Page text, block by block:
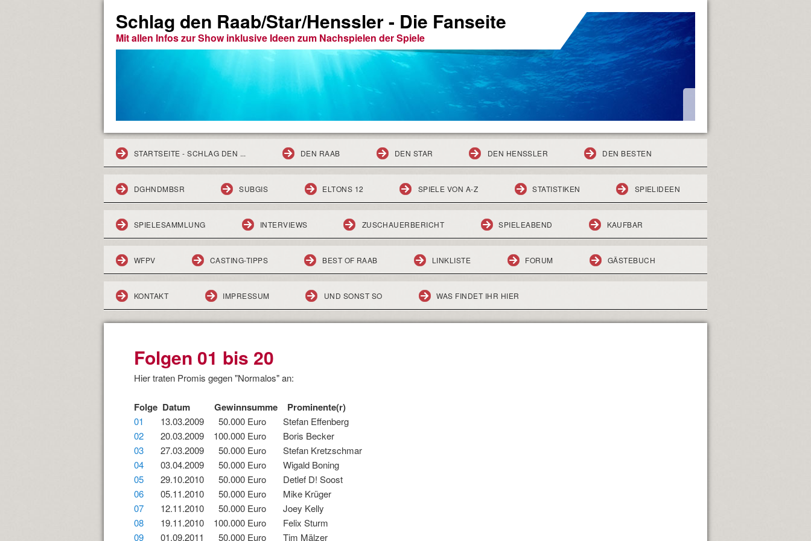
Schlag den Raab/Star/Henssler - Die Fanseite
Mit allen Infos zur Show inklusive Ideen zum Nachspielen der Spiele
STARTSEITE - SCHLAG DEN ... DEN RAAB DEN STAR DEN HENSSLER DEN BESTEN
DGHNDMBSR SUBGIS ELTONS 12 SPIELE VON A-Z STATISTIKEN SPIELIDEEN
SPIELESAMMLUNG INTERVIEWS ZUSCHAUERBERICHT SPIELEABEND KAUFBAR
WFPV CASTING-TIPPS BEST OF RAAB LINKLISTE FORUM GÄSTEBUCH
KONTAKT IMPRESSUM UND SONST SO WAS FINDET IHR HIER
Folgen 01 bis 20
Hier traten Promis gegen "Normalos" an:
Folge Datum Gewinnsumme Prominente(r)
01 13.03.2009 50.000 Euro Stefan Effenberg
02 20.03.2009 100.000 Euro Boris Becker
03 27.03.2009 50.000 Euro Stefan Kretzschmar
04 03.04.2009 50.000 Euro Wigald Boning
05 29.10.2010 50.000 Euro Detlef D! Soost
06 05.11.2010 50.000 Euro Mike Krüger
07 12.11.2010 50.000 Euro Joey Kelly
08 19.11.2010 100.000 Euro Felix Sturm
09 01.09.2011 50.000 Euro Tim Mälzer